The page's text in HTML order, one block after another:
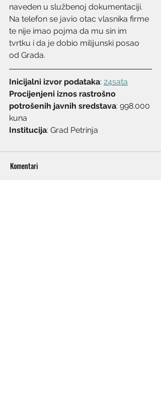
naveden u službenoj dokumentaciji.
Na telefon se javio otac vlasnika firme
te nije imao pojma da mu sin im
tvrtku i da je dobio milijunski posao
od Grada.
Inicijalni izvor podataka: 24sata
Procijenjeni iznos rastrošno
potrošenih javnih sredstava: 998.000
kuna
Institucija: Grad Petrinja
Komentari